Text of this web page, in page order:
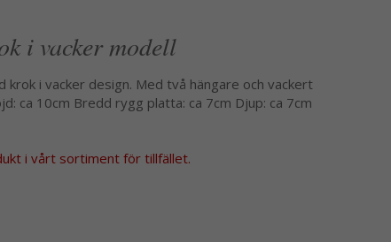
i vacker modell
krok i vacker design. Med två hängare och vackert
ca 10cm Bredd rygg platta: ca 7cm Djup: ca 7cm
i vårt sortiment för tillfället.